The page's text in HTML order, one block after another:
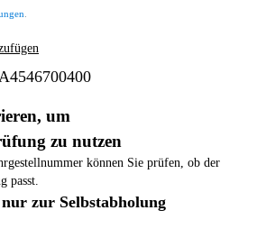
A4546700400
um
zu nutzen
können Sie prüfen, ob der
passt.
zur Selbstabholung